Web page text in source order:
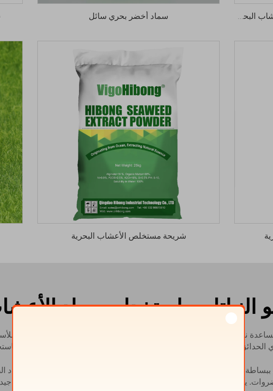
سماد كالسيوم بورون عضوي سائل من الأعشاب البحرية سماد أخضر بحري سائل
شريحة مستخلص الأعشاب البحرية
النباتات باستخدام سماد
نباتاتك على النمو بصحة وقوة. فهو غني بالعناصر الغذائية ويعد بديلًا جيدًا
الحدائق مساعدة النباتات على النمو والعناية بالأرض في نفس الوقت - وذلك
يمكن أن تساعد العناصر الغذائية في الطّحالب النباتات على البقاء بصحة